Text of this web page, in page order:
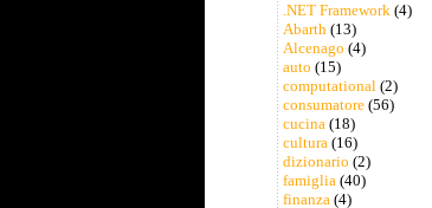
.NET Framework(4)
Abarth(13)
Alcenago (4)
auto (15)
computational(2)
consumatore(56)
cucina(18)
cultura(16)
dizionario (2)
famiglia(40)
finanza(4)